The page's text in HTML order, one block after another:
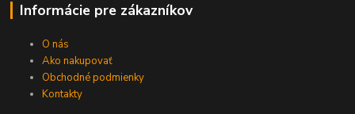
Informácie pre zákazníkov
O nás
Ako nakupovať
Obchodné podmienky
Kontakty